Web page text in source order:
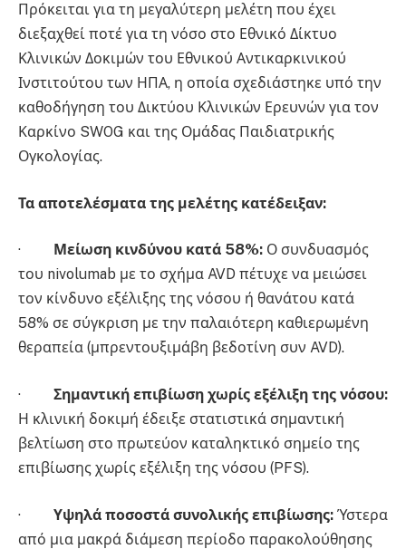
Πρόκειται για τη μεγαλύτερη μελέτη που έχει
διεξαχθεί ποτέ για τη νόσο στο Εθνικό Δίκτυο
Κλινικών Δοκιμών του Εθνικού Αντικαρκινικού
Ινστιτούτου των ΗΠΑ, η οποία σχεδιάστηκε υπό την
καθοδήγηση του Δικτύου Κλινικών Ερευνών για τον
Καρκίνο SWOG και της Ομάδας Παιδιατρικής
Ογκολογίας.
Τα αποτελέσματα της μελέτης κατέδειξαν:
· Μείωση κινδύνου κατά 58%: Ο συνδυασμός
του nivolumab με το σχήμα AVD πέτυχε να μειώσει
τον κίνδυνο εξέλιξης της νόσου ή θανάτου κατά
58% σε σύγκριση με την παλαιότερη καθιερωμένη
θεραπεία (μπρεντουξιμάβη βεδοτίνη συν AVD).
· Σημαντική επιβίωση χωρίς εξέλιξη της νόσου:
Η κλινική δοκιμή έδειξε στατιστικά σημαντική
βελτίωση στο πρωτεύον καταληκτικό σημείο της
επιβίωσης χωρίς εξέλιξη της νόσου (PFS).
· Υψηλά ποσοστά συνολικής επιβίωσης: Ύστερα
από μια μακρά διάμεση περίοδο παρακολούθησης